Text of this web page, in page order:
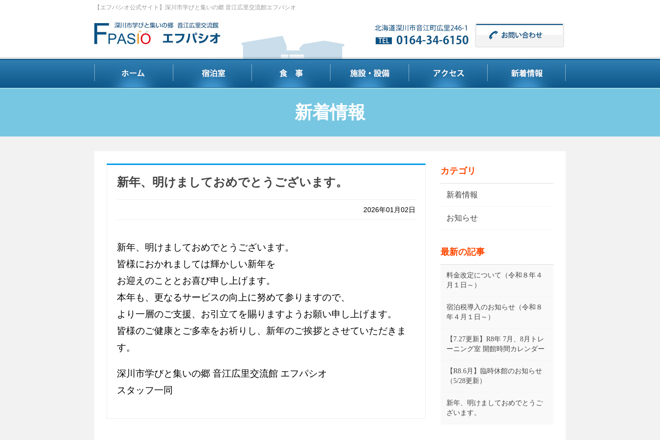
【エフパシオ公式サイト】深川市学びと集いの郷 音江広里交流館エフパシオ
新着情報
新年、明けましておめでとうございます。
2026年01月02日
新年、明けましておめでとうございます。
皆様におかれましては輝かしい新年を
お迎えのこととお喜び申し上げます。
本年も、更なるサービスの向上に努めて参りますので、
より一層のご支援、お引立てを賜りますようお願い申し上げます。
皆様のご健康とご多幸をお祈りし、新年のご挨拶とさせていただきま
す。
深川市学びと集いの郷 音江広里交流館 エフパシオ
スタッフ一同
カテゴリ
新着情報
お知らせ
最新の記事
料金改定について（令和８年４
月１日～）
宿泊税導入のお知らせ（令和８
年４月１日～）
【7.27更新】R8年 7月、8月トレ
ーニング室 開館時間カレンダー
【R8.6月】臨時休館のお知らせ
（5/28更新）
新年、明けましておめでとうご
ざいます。